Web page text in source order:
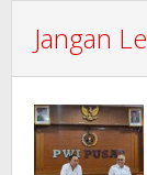
Jangan